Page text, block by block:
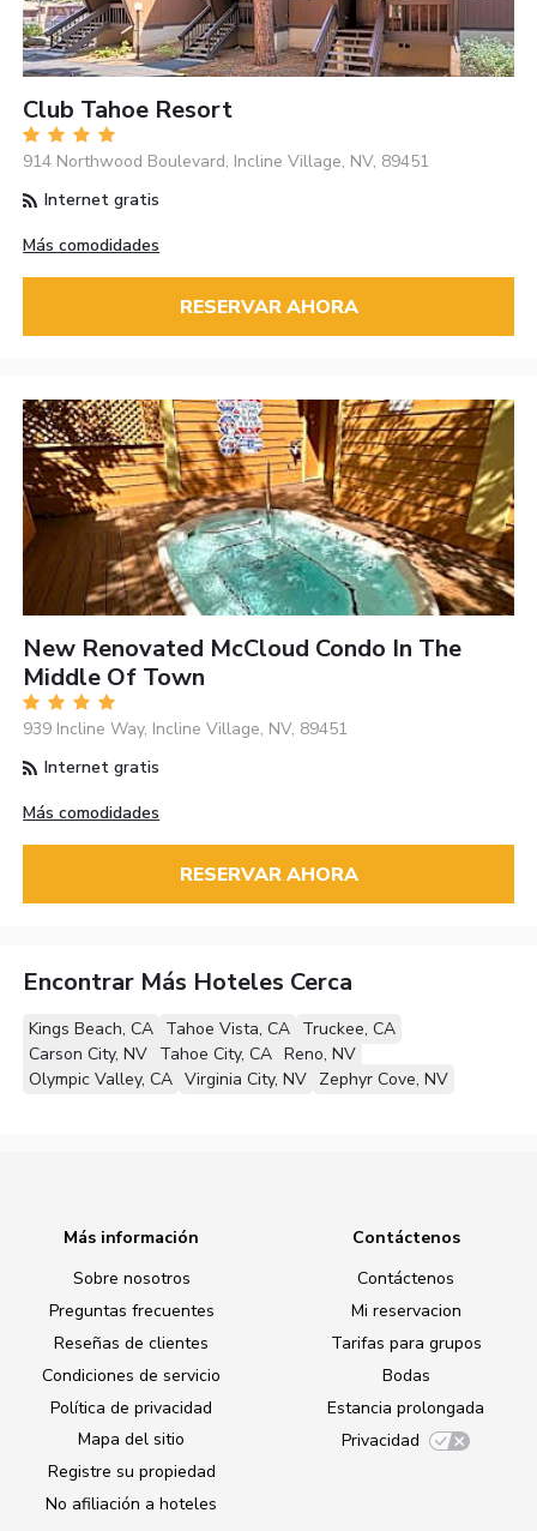
Club Tahoe Resort
914 Northwood Boulevard, Incline Village, NV, 89451
Internet gratis
Más comodidades
RESERVAR AHORA
New Renovated McCloud Condo In The
Middle Of Town
939 Incline Way, Incline Village, NV, 89451
Internet gratis
Más comodidades
RESERVAR AHORA
Encontrar Más Hoteles Cerca
Kings Beach, CA Tahoe Vista, CA Truckee, CA
Carson City, NV Tahoe City, CA Reno, NV
Olympic Valley, CA Virginia City, NV Zephyr Cove, NV
Más información
Sobre nosotros
Preguntas frecuentes
Reseñas de clientes
Condiciones de servicio
Política de privacidad
Mapa del sitio
Registre su propiedad
No afiliación a hoteles
Contáctenos
Contáctenos
Mi reservacion
Tarifas para grupos
Bodas
Estancia prolongada
Privacidad